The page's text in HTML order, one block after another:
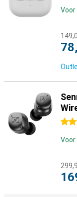
Voor
4
Voor